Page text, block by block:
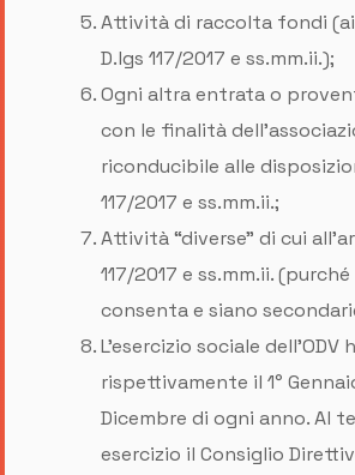
Attività di raccolta fondi (ai
D.lgs 117/2017 e ss.mm.ii.);
Ogni altra entrata o
con le finalità
riconducibile alle
117/2017 e ss.mm.ii.;
Attività “diverse” di cui
117/2017 e ss.mm.ii.
consenta e siano
L’esercizio sociale
rispettivamente il 1°
Dicembre di ogni anno. Al
esercizio il Consiglio